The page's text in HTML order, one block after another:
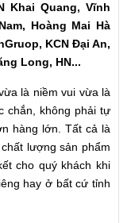
Khai Quang, Vĩnh
Hoàng Mai Hà
KCN Đại An,
Long, HN...
là niềm vui vừa là
chắn, không phải tự
hàng lớn. Tất cả là
lượng sản phẩm
cho quý khách khi
hay ở bất cứ tỉnh